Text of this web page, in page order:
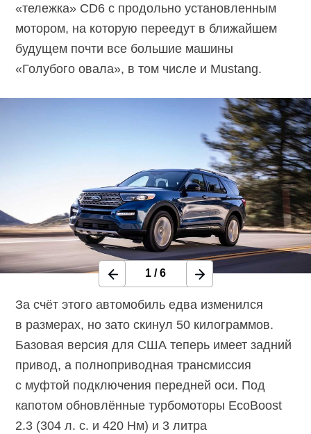
«тележка» CD6 с продольно установленным
мотором, на которую переедут в ближайшем
будущем почти все большие машины
«Голубого овала», в том числе и Mustang.
1 /6
За счёт этого автомобиль едва изменился
в размерах, но зато скинул 50 килограммов.
Базовая версия для США теперь имеет задний
привод, а полноприводная трансмиссия
с муфтой подключения передней оси. Под
капотом обновлённые турбомоторы EcoBoost
2.3 (304 л. с. и 420 Нм) и 3 литра